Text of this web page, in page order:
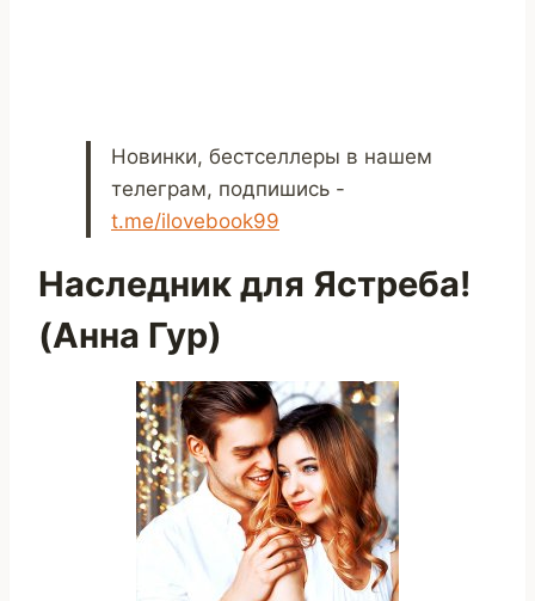
Новинки, бестселлеры в нашем
телеграм, подпишись -
t.me/ilovebook99
Наследник для Ястреба!
(Анна Гур)